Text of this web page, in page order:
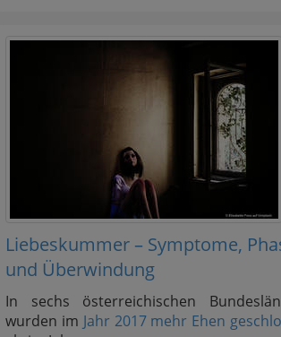
Liebeskummer – Symptome,
und Überwindung
In sechs österreichischen
wurden im Jahr 2017 mehr Ehen